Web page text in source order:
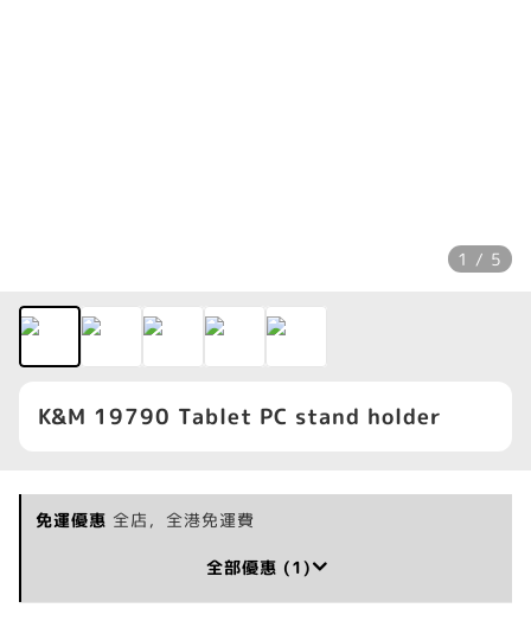
1 / 5
K&M 19790 Tablet PC stand holder
免運優惠 全店，全港免運費
全部優惠 (1)